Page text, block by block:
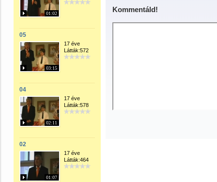
01:02
05
03:15
17 éve
Látták:572
04
02:11
17 éve
Látták:578
02
01:07
17 éve
Látták:464
Kommentáld!